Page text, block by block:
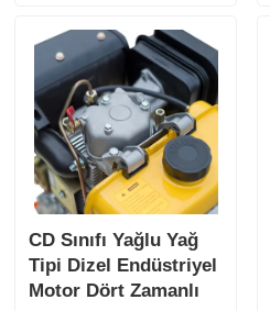
CD Sınıfı Yağlu Yağ
Tipi Dizel Endüstriyel
Motor Dört Zamanlı